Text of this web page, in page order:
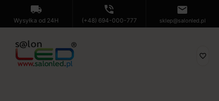
local_shipping
Wysyłka od 24H
phone_in_talk
(+48) 694-000-777
mail
sklep@salonled.pl
favorite_border